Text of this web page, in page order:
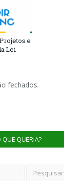
e
Lei
fechados.
QUERIA?